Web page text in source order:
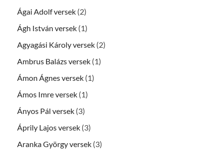
Ágai Adolf versek (2)
Ágh István versek (1)
Agyagási Károly versek (2)
Ambrus Balázs versek (1)
Ámon Ágnes versek (1)
Ámos Imre versek (1)
Ányos Pál versek (3)
Áprily Lajos versek (3)
Aranka György versek (3)